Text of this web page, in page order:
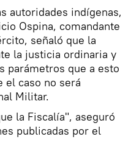
autoridades indígenas,
Ospina, comandante
señaló que la
la justicia ordinaria y
parámetros que a esto
el caso no será
Militar.
la Fiscalía", aseguró
publicadas por el